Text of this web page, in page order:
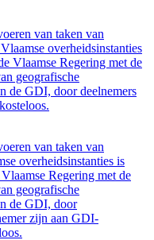
van taken van
overheidsinstanties
Vlaamse Regering met de
geografische
de GDI, door deelnemers
van taken van
overheidsinstanties is
Regering met de
geografische
de GDI, door
zijn aan GDI-